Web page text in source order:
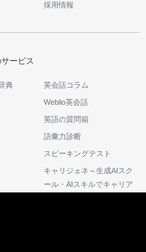
採用情報
ービス
典 英会話コラム
Weblio英会話
英語の質問箱
語彙力診断
スピーキングテスト
キャリジェネ～生成AIスク
ール・AIスキルでキャリア